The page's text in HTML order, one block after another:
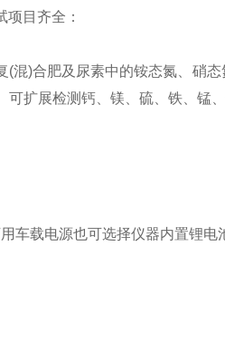
项目齐全：
)合肥及尿素中的铵态氮、硝态
扩展检测钙、镁、硫、铁、锰
载电源也可选择仪器内置锂电